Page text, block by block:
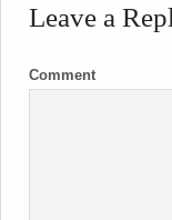
Leave a
Comment